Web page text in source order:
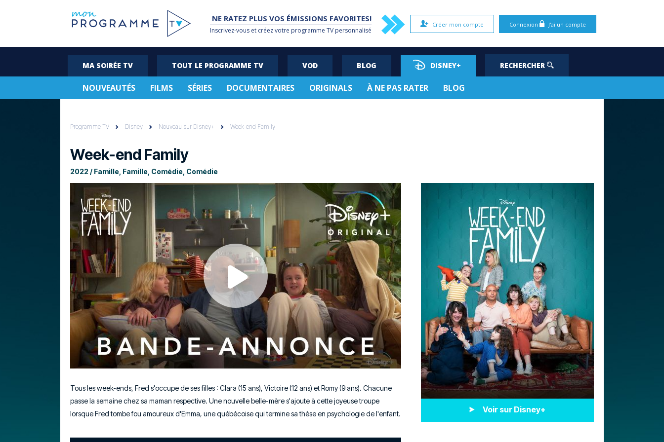
Connexion J'ai un compte
Créer mon compte
NE RATEZ PLUS VOS ÉMISSIONS FAVORITES!
Inscrivez-vous et créez votre programme TV personnalisé
MA SOIRÉE TV TOUT LE PROGRAMME TV VOD BLOG DISNEY+ RECHERCHER
NOUVEAUTÉS FILMS SÉRIES DOCUMENTAIRES ORIGINALS À NE PAS RATER BLOG
Programme TV Disney Nouveau sur Disney+ Week-end Family
Week-end Family
2022 / Famille, Famille, Comédie, Comédie
Tous les week-ends, Fred s'occupe de ses filles : Clara (15 ans), Victoire (12 ans) et Romy (9 ans). Chacune
passe la semaine chez sa maman respective. Une nouvelle belle-mère s'ajoute à cette joyeuse troupe
lorsque Fred tombe fou amoureux d'Emma, une québécoise qui termine sa thèse en psychologie de l'enfant.
Voir sur Disney+